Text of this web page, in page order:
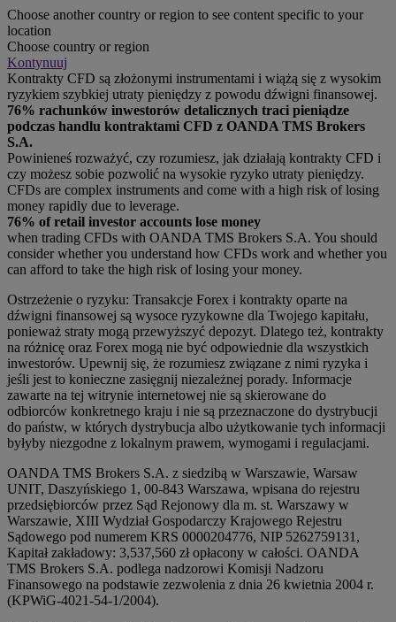
Choose another country or region to see content specific to your
location
Choose country or region
Kontynuuj
Kontrakty CFD są złożonymi instrumentami i wiążą się z wysokim
ryzykiem szybkiej utraty pieniędzy z powodu dźwigni finansowej.
76% rachunków inwestorów detalicznych traci pieniądze
podczas handlu kontraktami CFD z OANDA TMS Brokers
S.A.
Powinieneś rozważyć, czy rozumiesz, jak działają kontrakty CFD i
czy możesz sobie pozwolić na wysokie ryzyko utraty pieniędzy.
CFDs are complex instruments and come with a high risk of losing
money rapidly due to leverage.
76% of retail investor accounts lose money
when trading CFDs with OANDA TMS Brokers S.A. You should
consider whether you understand how CFDs work and whether you
can afford to take the high risk of losing your money.
Ostrzeżenie o ryzyku: Transakcje Forex i kontrakty oparte na
dźwigni finansowej są wysoce ryzykowne dla Twojego kapitału,
ponieważ straty mogą przewyższyć depozyt. Dlatego też, kontrakty
na różnicę oraz Forex mogą nie być odpowiednie dla wszystkich
inwestorów. Upewnij się, że rozumiesz związane z nimi ryzyka i
jeśli jest to konieczne zasięgnij niezależnej porady. Informacje
zawarte na tej witrynie internetowej nie są skierowane do
odbiorców konkretnego kraju i nie są przeznaczone do dystrybucji
do państw, w których dystrybucja albo użytkowanie tych informacji
byłyby niezgodne z lokalnym prawem, wymogami i regulacjami.
OANDA TMS Brokers S.A. z siedzibą w Warszawie, Warsaw
UNIT, Daszyńskiego 1, 00-843 Warszawa, wpisana do rejestru
przedsiębiorców przez Sąd Rejonowy dla m. st. Warszawy w
Warszawie, XIII Wydział Gospodarczy Krajowego Rejestru
Sądowego pod numerem KRS 0000204776, NIP 5262759131,
Kapitał zakładowy: 3,537,560 zł opłacony w całości. OANDA
TMS Brokers S.A. podlega nadzorowi Komisji Nadzoru
Finansowego na podstawie zezwolenia z dnia 26 kwietnia 2004 r.
(KPWiG-4021-54-1/2004).